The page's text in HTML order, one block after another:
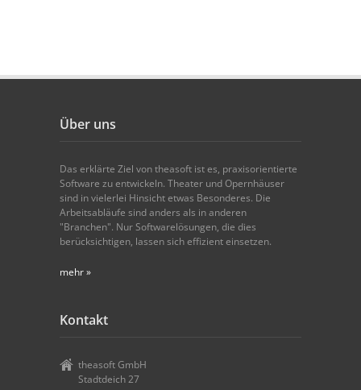
Über uns
Das erklärte Ziel von theasoft ist es, praxisorientierte
Software zu entwickeln. Theater und Opernhäuser
sind in vielerlei Hinsicht etwas Besonderes. Die
Arbeitsabläufe sind anders als in anderen
"Branchen". Nur Softwarelösungen, die dies
berücksichtigen, lassen sich effizient einsetzen.
mehr »
Kontakt
theasoft GmbH
Stadtdeich 27